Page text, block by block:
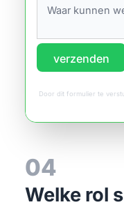
verzenden
Door dit formulier te
04
Welke rol